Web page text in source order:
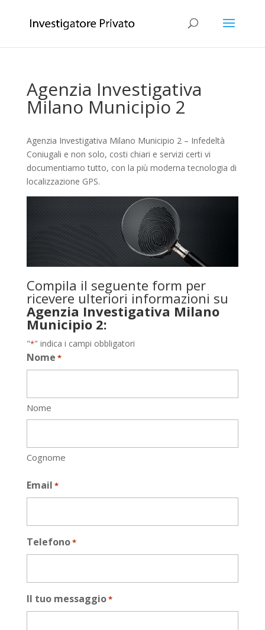
Agenzia Investigativa
Milano Municipio 2
Agenzia Investigativa Milano Municipio 2 – Infedeltà
Coniugali e non solo, costi chiari e servizi certi vi
documentiamo tutto, con la più moderna tecnologia di
localizzazione GPS.
Compila il seguente form per
ricevere ulteriori informazioni su
Agenzia Investigativa Milano
Municipio 2:
"*" indica i campi obbligatori
Nome *
Nome
Cognome
Email *
Telefono*
Il tuo messaggio*